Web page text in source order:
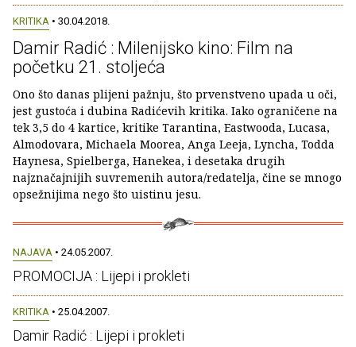
KRITIKA • 30.04.2018.
Damir Radić : Milenijsko kino: Film na
početku 21. stoljeća
Ono što danas plijeni pažnju, što prvenstveno upada u oči,
jest gustoća i dubina Radićevih kritika. Iako ograničene na
tek 3,5 do 4 kartice, kritike Tarantina, Eastwooda, Lucasa,
Almodovara, Michaela Moorea, Anga Leeja, Lyncha, Todda
Haynesa, Spielberga, Hanekea, i desetaka drugih
najznačajnijih suvremenih autora/redatelja, čine se mnogo
opsežnijima nego što uistinu jesu.
NAJAVA • 24.05.2007.
PROMOCIJA : Lijepi i prokleti
KRITIKA • 25.04.2007.
Damir Radić : Lijepi i prokleti